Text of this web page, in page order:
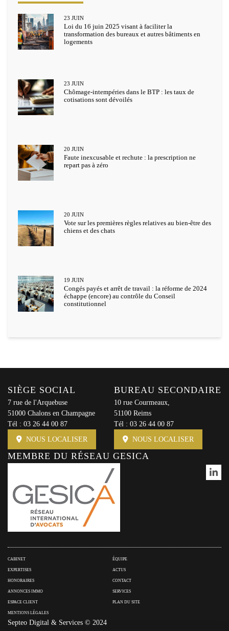
Loi du 16 juin 2025 visant à faciliter la
transformation des bureaux et autres bâtiments en
logements
23 JUIN
Chômage-intempéries dans le BTP : les taux de
cotisations sont dévoilés
23 JUIN
Faute inexcusable et rechute : la prescription ne
repart pas à zéro
20 JUIN
Vote sur les premières règles relatives au bien-être des
chiens et des chats
20 JUIN
Congés payés et arrêt de travail : la réforme de 2024
échappe (encore) au contrôle du Conseil
constitutionnel
19 JUIN
SIÈGE SOCIAL
7 rue de l'Arquebuse
51000 Chalons en Champagne
Tél : 03 26 44 00 87
NOUS LOCALISER
BUREAU SECONDAIRE
10 rue Courmeaux,
51100 Reims
Tél : 03 26 44 00 87
NOUS LOCALISER
MEMBRE DU RÉSEAU GESICA
CABINET ÉQUIPE
EXPERTISES ACTUS
HONORAIRES CONTACT
ANNONCES IMMO SERVICES
ESPACE CLIENT PLAN DU SITE
MENTIONS LÉGALES
Septeo Digital & Services © 2024